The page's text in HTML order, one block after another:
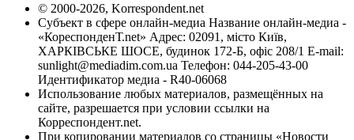
© 2000-2026, Korrespondent.net
Субъект в сфере онлайн-медиа Название онлайн-медиа -
«КореспонденТ.net» Адрес: 02091, місто Київ,
ХАРКІВСЬКЕ ШОСЕ, будинок 172-Б, офіс 208/1 E-mail:
sunlight@mediadim.com.ua Телефон: 044-205-43-00
Идентификатор медиа - R40-06068
Использование любых материалов, размещённых на
сайте, разрешается при условии ссылки на
Корреспондент.net.
При копировании материалов со страницы «Новости